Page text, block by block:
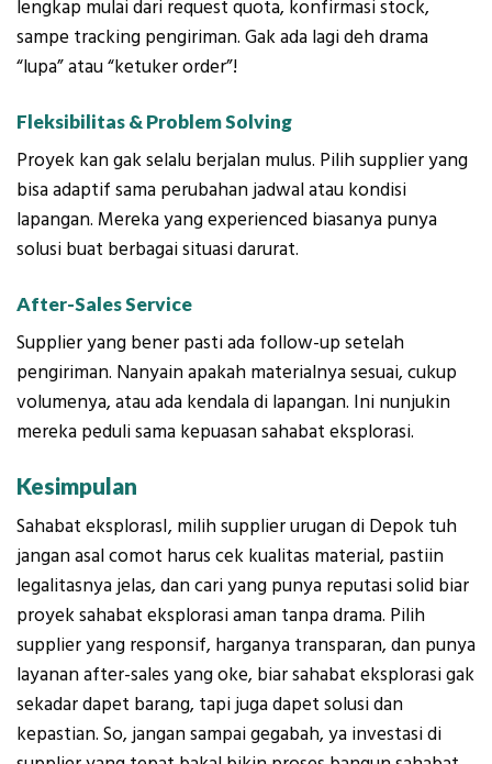
lengkap mulai dari request quota, konfirmasi stock,
sampe tracking pengiriman. Gak ada lagi deh drama
“lupa” atau “ketuker order”!
Fleksibilitas & Problem Solving
Proyek kan gak selalu berjalan mulus. Pilih supplier yang
bisa adaptif sama perubahan jadwal atau kondisi
lapangan. Mereka yang experienced biasanya punya
solusi buat berbagai situasi darurat.
After-Sales Service
Supplier yang bener pasti ada follow-up setelah
pengiriman. Nanyain apakah materialnya sesuai, cukup
volumenya, atau ada kendala di lapangan. Ini nunjukin
mereka peduli sama kepuasan sahabat eksplorasi.
Kesimpulan
Sahabat eksplorasI, milih supplier urugan di Depok tuh
jangan asal comot harus cek kualitas material, pastiin
legalitasnya jelas, dan cari yang punya reputasi solid biar
proyek sahabat eksplorasi aman tanpa drama. Pilih
supplier yang responsif, harganya transparan, dan punya
layanan after-sales yang oke, biar sahabat eksplorasi gak
sekadar dapet barang, tapi juga dapet solusi dan
kepastian. So, jangan sampai gegabah, ya investasi di